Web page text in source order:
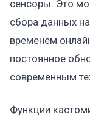
сенсоры. Это
сбора данных
временем
постоянное
современным
Функции